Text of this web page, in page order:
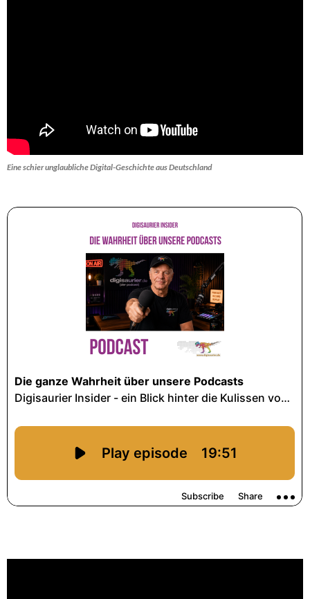
Eine schier unglaubliche Digital-Geschichte aus Deutschland